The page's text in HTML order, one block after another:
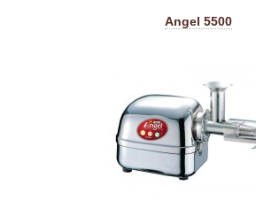
Angel 5500